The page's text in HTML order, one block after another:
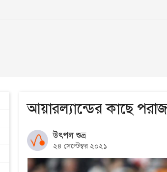
আয়ারল্যান্ডের কাছে
উৎপল শুভ্র
২৪ সেপ্টেম্বর ২০২১